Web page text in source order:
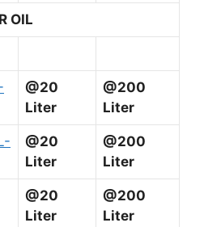
OIL
@20
Liter
@200
Liter
@20
Liter
@200
Liter
@20
Liter
@200
Liter